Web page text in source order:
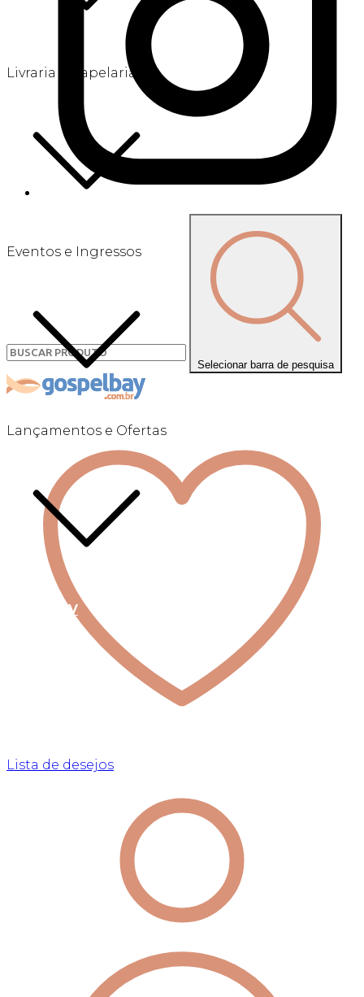
Livraria e Papelaria
Eventos e Ingressos
Lançamentos e Ofertas
Linha +QV
Selecionar barra de pesquisa
Lista de desejos